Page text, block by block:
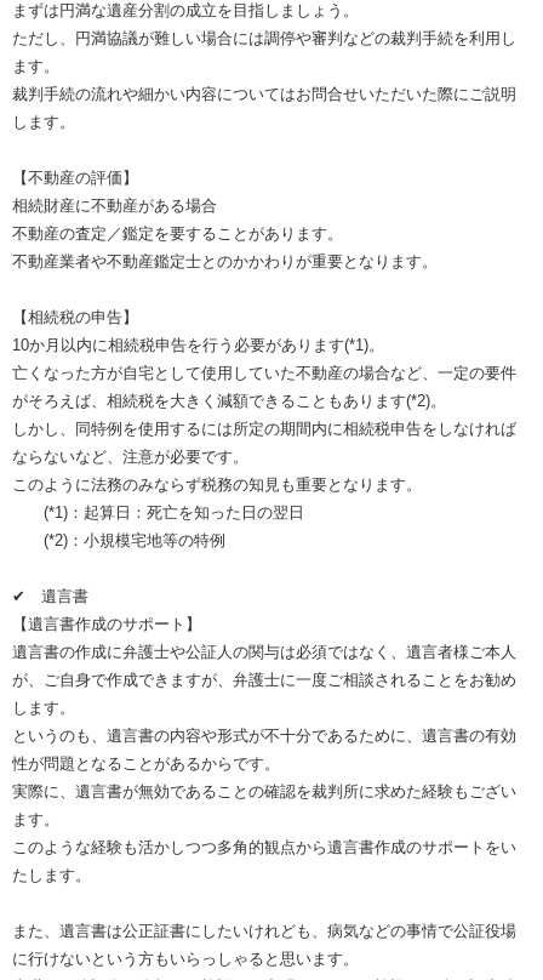
まずは円満な遺産分割の成立を目指しましょう。
ただし、円満協議が難しい場合には調停や審判などの裁判手続を利用し
ます。
裁判手続の流れや細かい内容についてはお問合せいただいた際にご説明
します。
【不動産の評価】
相続財産に不動産がある場合
不動産の査定／鑑定を要することがあります。
不動産業者や不動産鑑定士とのかかわりが重要となります。
【相続税の申告】
10か月以内に相続税申告を行う必要があります(*1)。
亡くなった方が自宅として使用していた不動産の場合など、一定の要件
がそろえば、相続税を大きく減額できることもあります(*2)。
しかし、同特例を使用するには所定の期間内に相続税申告をしなければ
ならないなど、注意が必要です。
このように法務のみならず税務の知見も重要となります。
(*1)：起算日：死亡を知った日の翌日
(*2)：小規模宅地等の特例
✔ 遺言書
【遺言書作成のサポート】
遺言書の作成に弁護士や公証人の関与は必須ではなく、遺言者様ご本人
が、ご自身で作成できますが、弁護士に一度ご相談されることをお勧め
します。
というのも、遺言書の内容や形式が不十分であるために、遺言書の有効
性が問題となることがあるからです。
実際に、遺言書が無効であることの確認を裁判所に求めた経験もござい
ます。
このような経験も活かしつつ多角的観点から遺言書作成のサポートをい
たします。
また、遺言書は公正証書にしたいけれども、病気などの事情で公証役場
に行けないという方もいらっしゃると思います。